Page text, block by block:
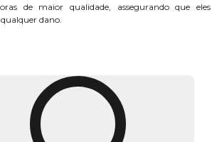
de maior qualidade, assegurando que eles
dano.